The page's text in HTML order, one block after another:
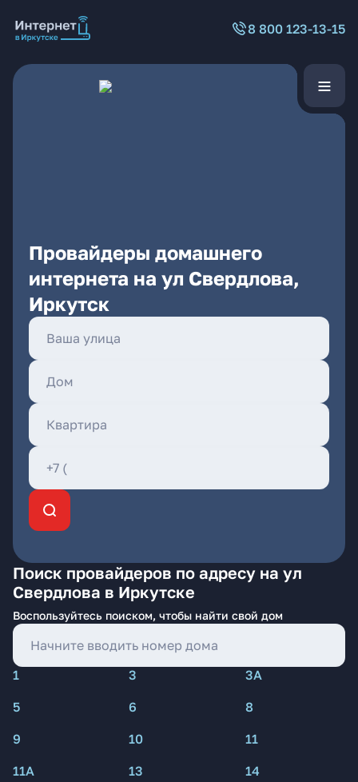
8 800 123-13-15
Провайдеры домашнего
интернета на ул Свердлова,
Иркутск
Поиск провайдеров по адресу на ул
Свердлова в Иркутске
Воспользуйтесь поиском, чтобы найти свой дом
1 3
3А
5
6
8
9
10
11
11А
13
14